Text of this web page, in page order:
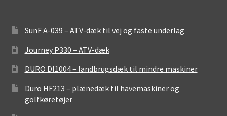
SunF A-039 – ATV-dæk til vej og faste underlag
Journey P330 – ATV-dæk
DURO DI1004 – landbrugsdæk til mindre maskiner
Duro HF213 – plænedæk til havemaskiner og
golfkøretøjer